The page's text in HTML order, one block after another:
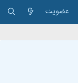
عضویت